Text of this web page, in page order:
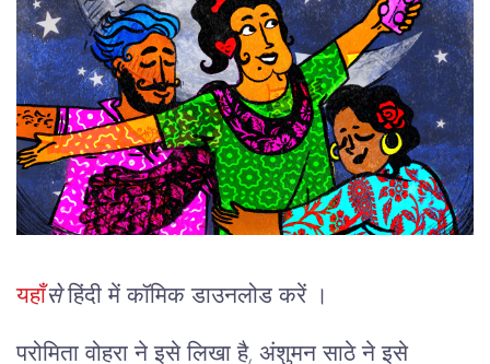
यहाँसेहिंदी में कॉमिक डाउनलोड करें ।
परोमिता वोहरा ने इसे लिखा है, अंशुमन साठे ने इसे